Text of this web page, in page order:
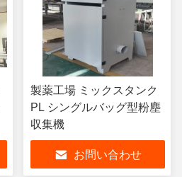
製薬工場 ミックスタンク
PL シングルバッグ型粉塵
収集機
お問い合わせ